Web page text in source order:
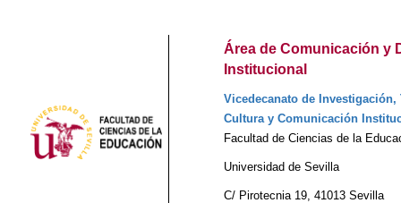
Área de Comunicación y
Institucional
Vicedecanato de Investigación,
Cultura y Comunicación
Facultad de Ciencias de la
Universidad de Sevilla
C/ Pirotecnia 19, 41013 Sevilla